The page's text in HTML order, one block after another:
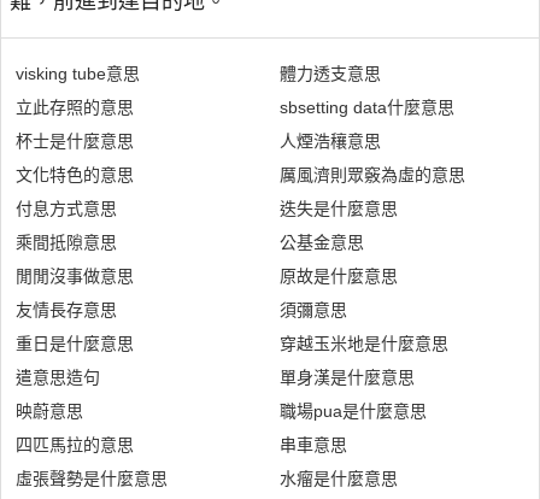
visking tube意思
立此存照的意思
杯士是什麼意思
文化特色的意思
付息方式意思
乘間抵隙意思
閒閒沒事做意思
友情長存意思
重日是什麼意思
遣意思造句
映蔚意思
四匹馬拉的意思
虛張聲勢是什麼意思
體力透支意思
sbsetting data什麼意思
人煙浩穰意思
厲風濟則眾竅為虛的意思
迭失是什麼意思
公基金意思
原故是什麼意思
須彌意思
穿越玉米地是什麼意思
單身漢是什麼意思
職場pua是什麼意思
串車意思
水瘤是什麼意思